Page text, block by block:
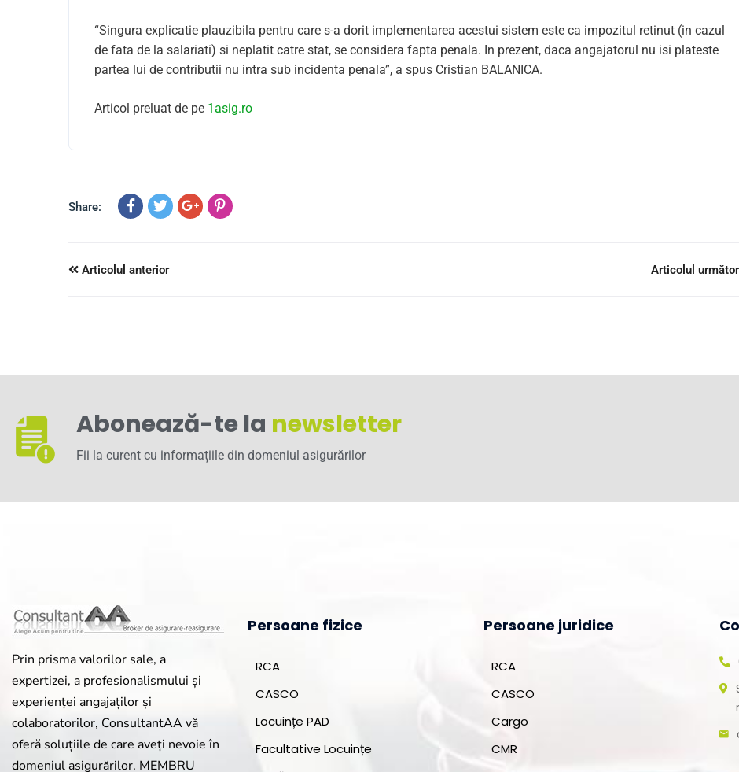
“Singura explicatie plauzibila pentru care s-a dorit implementarea acestui sistem este ca impozitul retinut (in cazul
de fata de la salariati) si neplatit catre stat, se considera fapta penala. In prezent, daca angajatorul nu isi plateste
partea lui de contributii nu intra sub incidenta penala”, a spus Cristian BALANICA.
Articol preluat de pe 1asig.ro
Share:
Articolul anterior Articolul următor
Abonează-te la newsletter
Fii la curent cu informațiile din domeniul asigurărilor
Prin prisma valorilor sale, a
expertizei, a profesionalismului și
experienței angajaților și
colaboratorilor, ConsultantAA vă
oferă soluțiile de care aveți nevoie în
domeniul asigurărilor. MEMBRU
Persoane fizice
RCA
CASCO
Locuințe PAD
Facultative Locuințe
Persoane juridice
RCA
CASCO
Cargo
CMR